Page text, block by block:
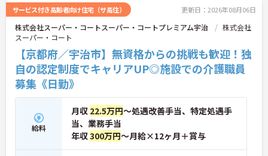
些細なことでも感謝を伝え合い、認め合えるため、
風通しが良くとてもあたたかい雰囲気の職場です。
また、「もっとこうしたら良くなるかも！」という
現場の小さなアイデアを大切にしており、入社1日
目から誰でもいくつでも提案できる「フジキャタ提
案」制度があり、毎月役員がすべての提案に目を通
します。自分の気づきが実際のサービス向上につな
がるため、やりがいを持って仕事に取り組めます。
サービス付き高齢者向け住宅（サ高住） 更新日：2026年08月06日
株式会社スーパー・コートスーパー・コートプレミアム宇治
株式会社
スーパー・コート
【京都府／宇治市】無資格からの挑戦も歓迎！独
自の認定制度でキャリアUP◎施設での介護職員
募集《日勤》
給料
月収 22.5万円～処遇改善手当、特定処遇手
当、業務手当
年収300万円～月給×12ヶ月＋賞与